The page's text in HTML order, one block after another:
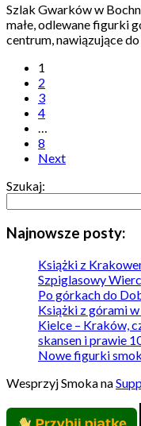
Szlak Gwarków w
małe, odlewane figurki
centrum, nawiązujące
1
2
3
4
8
Next
Szukaj:
Najnowsze posty:
Książki z
Szpiglasowy
Po górkach do
Książki z górami
Kielce – Kraków,
skansen i prawie
Nowe figurki
Wesprzyj Smoka na